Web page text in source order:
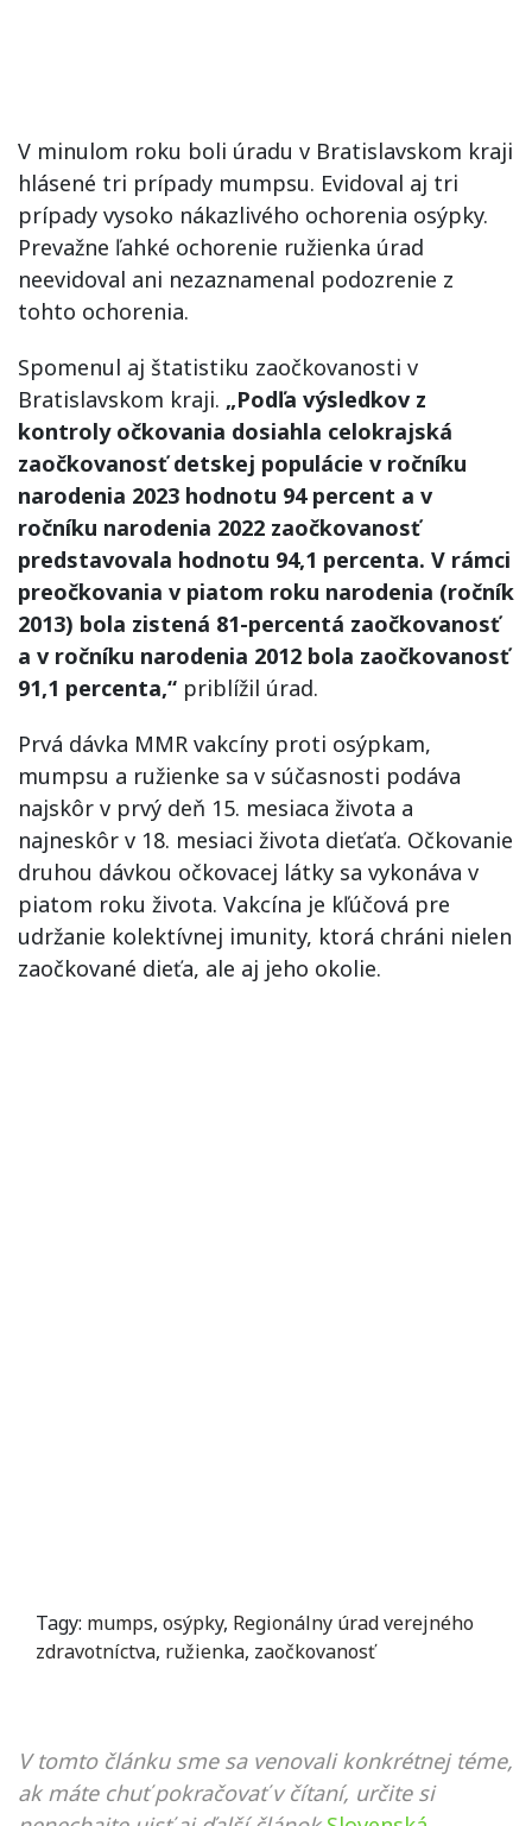
V minulom roku boli úradu v Bratislavskom kraji
hlásené tri prípady mumpsu. Evidoval aj tri
prípady vysoko nákazlivého ochorenia osýpky.
Prevažne ľahké ochorenie ružienka úrad
neevidoval ani nezaznamenal podozrenie z
tohto ochorenia.
Spomenul aj štatistiku zaočkovanosti v
Bratislavskom kraji. „Podľa výsledkov z
kontroly očkovania dosiahla celokrajská
zaočkovanosť detskej populácie v ročníku
narodenia 2023 hodnotu 94 percent a v
ročníku narodenia 2022 zaočkovanosť
predstavovala hodnotu 94,1 percenta. V rámci
preočkovania v piatom roku narodenia (ročník
2013) bola zistená 81-percentá zaočkovanosť
a v ročníku narodenia 2012 bola zaočkovanosť
91,1 percenta,“ priblížil úrad.
Prvá dávka MMR vakcíny proti osýpkam,
mumpsu a ružienke sa v súčasnosti podáva
najskôr v prvý deň 15. mesiaca života a
najneskôr v 18. mesiaci života dieťaťa. Očkovanie
druhou dávkou očkovacej látky sa vykonáva v
piatom roku života. Vakcína je kľúčová pre
udržanie kolektívnej imunity, ktorá chráni nielen
zaočkované dieťa, ale aj jeho okolie.
Tagy: mumps, osýpky, Regionálny úrad verejného
zdravotníctva, ružienka, zaočkovanosť
V tomto článku sme sa venovali konkrétnej téme,
ak máte chuť pokračovať v čítaní, určite si